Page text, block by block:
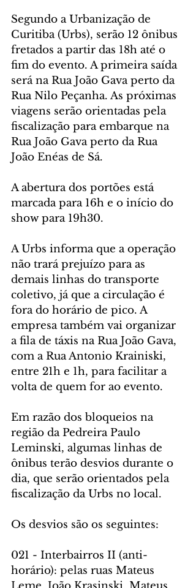
Segundo a Urbanização de
Curitiba (Urbs), serão 12 ônibus
fretados a partir das 18h até o
fim do evento. A primeira saída
será na Rua João Gava perto da
Rua Nilo Peçanha. As próximas
viagens serão orientadas pela
fiscalização para embarque na
Rua João Gava perto da Rua
João Enéas de Sá.
A abertura dos portões está
marcada para 16h e o início do
show para 19h30.
A Urbs informa que a operação
não trará prejuízo para as
demais linhas do transporte
coletivo, já que a circulação é
fora do horário de pico. A
empresa também vai organizar
a fila de táxis na Rua João Gava,
com a Rua Antonio Krainiski,
entre 21h e 1h, para facilitar a
volta de quem for ao evento.
Em razão dos bloqueios na
região da Pedreira Paulo
Leminski, algumas linhas de
ônibus terão desvios durante o
dia, que serão orientados pela
fiscalização da Urbs no local.
Os desvios são os seguintes:
021 - Interbairros II (anti-
horário): pelas ruas Mateus